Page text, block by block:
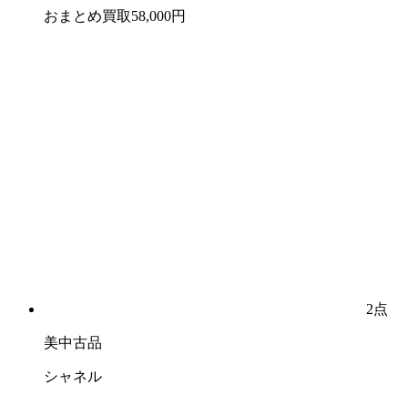
おまとめ買取58,000円
2点
美中古品
シャネル